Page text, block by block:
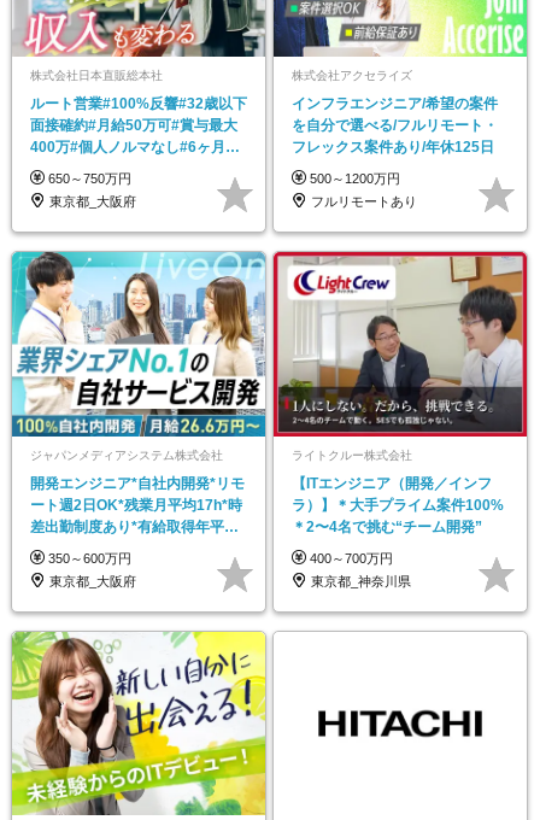
株式会社日本直販総本社
ルート営業#100%反響#32歳以下
面接確約#月給50万可#賞与最大
400万#個人ノルマなし#6ヶ月の
研修あり
650～750万円
東京都_大阪府
株式会社アクセライズ
インフラエンジニア/希望の案件
を自分で選べる/フルリモート・
フレックス案件あり/年休125日
500～1200万円
フルリモートあり
ジャパンメディアシステム株式会社
開発エンジニア*自社内開発*リモ
ート週2日OK*残業月平均17h*時
差出勤制度あり*有給取得年平均
16日
350～600万円
東京都_大阪府
ライトクルー株式会社
【ITエンジニア（開発／インフ
ラ）】＊大手プライム案件100%
＊2〜4名で挑む“チーム開発”
400～700万円
東京都_神奈川県